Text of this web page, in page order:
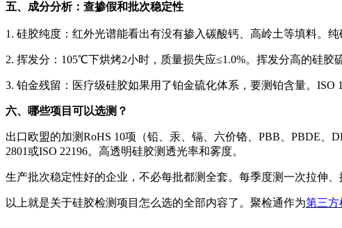
五、成分分析：查掺假和批次稳定性
1. 硅胶纯度：红外光谱能看出有没有掺入碳酸钙、高岭土等填料。纯
2. 挥发分：105℃下烘烤2小时，质量损失应≤1.0%。挥发分高的硅胶
3. 铂金残留：医疗级硅胶如果用了铂金硫化体系，要测铂含量。ISO
六、哪些项目可以选测？
出口欧盟的加测RoHS 10项（铅、汞、镉、六价铬、PBB、PBDE、
2801或ISO 22196。高透明硅胶测透光率和雾度。
生产批次稳定性好的企业，不必每批都测全套。每季度测一次拉伸
以上就是关于硅胶检测项目怎么选的全部内容了。聚检通作为第三方